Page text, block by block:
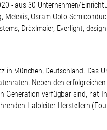
- aus 30 Unternehmen/
Osram Opto
Dräxlmaier, Everlight,
in München, Deutschland. Das
Neben den
verfügbar sind, hat
Halbleiter-Herstellern